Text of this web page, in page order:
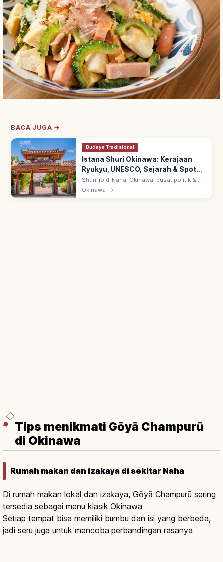
BACA JUGA →
Budaya Tradisional
Istana Shuri Okinawa: Kerajaan
Ryukyu, UNESCO, Sejarah & Spot
Utama
Shuri-jo di Naha, Okinawa: pusat politik &
budaya Kerajaan Ryukyu selama 450 tahun
Okinawa →
Tips menikmati Gōyā Champurū
di Okinawa
Rumah makan dan izakaya di sekitar Naha
Di rumah makan lokal dan izakaya, Gōyā Champurū sering
tersedia sebagai menu klasik Okinawa
Setiap tempat bisa memiliki bumbu dan isi yang berbeda,
jadi seru juga untuk mencoba perbandingan rasanya